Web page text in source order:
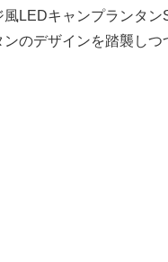
風LEDキャンプランタ
ンのデザインを踏襲し